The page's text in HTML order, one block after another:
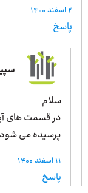
2 اسفند 1400
پاسخ
سلام
در قسمت های
پرسیده می شود
11 اسفند 1400
پاسخ